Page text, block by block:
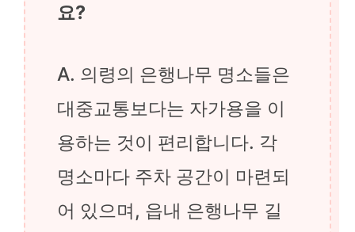
요?
A. 의령의 은행나무 명소들은
대중교통보다는 자가용을 이
용하는 것이 편리합니다. 각
명소마다 주차 공간이 마련되
어 있으며, 읍내 은행나무 길